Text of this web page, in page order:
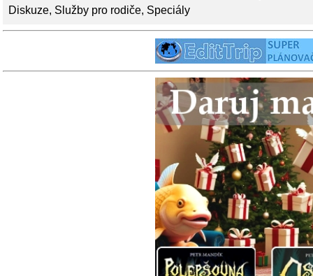
Diskuze, Služby pro rodiče, Speciály